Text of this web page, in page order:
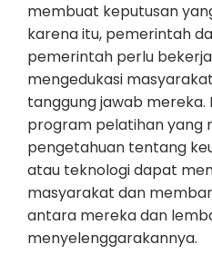
membuat keputusan
karena itu, pemerintah
pemerintah perlu
mengedukasi
tanggung jawab
program pelatihan yang
pengetahuan tentang
atau teknologi dapat
masyarakat dan
antara mereka dan
menyelenggarakannya.